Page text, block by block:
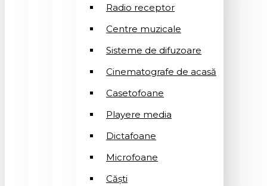
Radio receptor
Centre muzicale
Sisteme de difuzoare
Cinematografe de acasă
Casetofoane
Playere media
Dictafoane
Microfoane
Căşti